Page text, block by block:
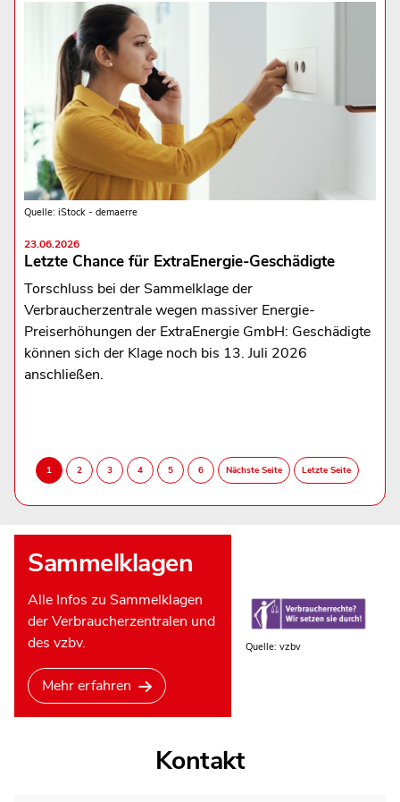
Quelle: iStock - demaerre
23.06.2026
Letzte Chance für ExtraEnergie-Geschädigte
Torschluss bei der Sammelklage der
Verbraucherzentrale wegen massiver Energie-
Preiserhöhungen der ExtraEnergie GmbH: Geschädigte
können sich der Klage noch bis 13. Juli 2026
anschließen.
Sammelklagen
Alle Infos zu Sammelklagen
der Verbraucherzentralen und
des vzbv.
Mehr erfahren
Quelle: vzbv
Kontakt